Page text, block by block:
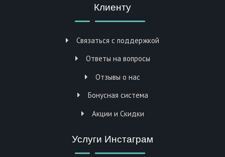
Клиенту
Связаться с поддержкой
Ответы на вопросы
Отзывы о нас
Бонусная система
Акции и Скидки
Услуги Инстаграм